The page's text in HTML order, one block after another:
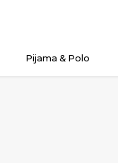
Pijama & Polo